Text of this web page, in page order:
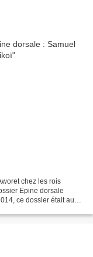
chez les rois
Epine dorsale
ce dossier était au